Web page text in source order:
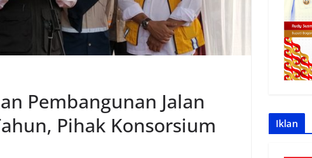
Pembangunan Jalan
Pihak Konsorsium
Iklan